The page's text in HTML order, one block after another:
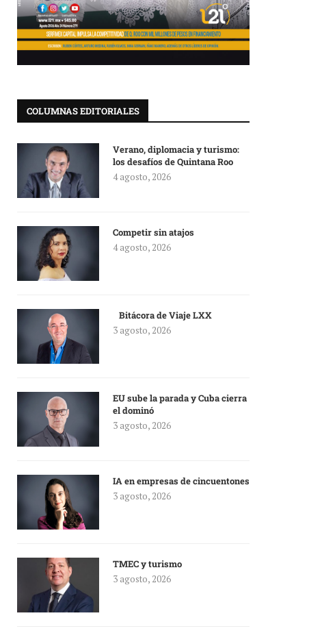
COLUMNAS EDITORIALES
Verano, diplomacia y turismo:
los desafíos de Quintana Roo
4 agosto, 2026
Competir sin atajos
4 agosto, 2026
Bitácora de Viaje LXX
3 agosto, 2026
EU sube la parada y Cuba cierra
el dominó
3 agosto, 2026
IA en empresas de cincuentones
3 agosto, 2026
TMEC y turismo
3 agosto, 2026